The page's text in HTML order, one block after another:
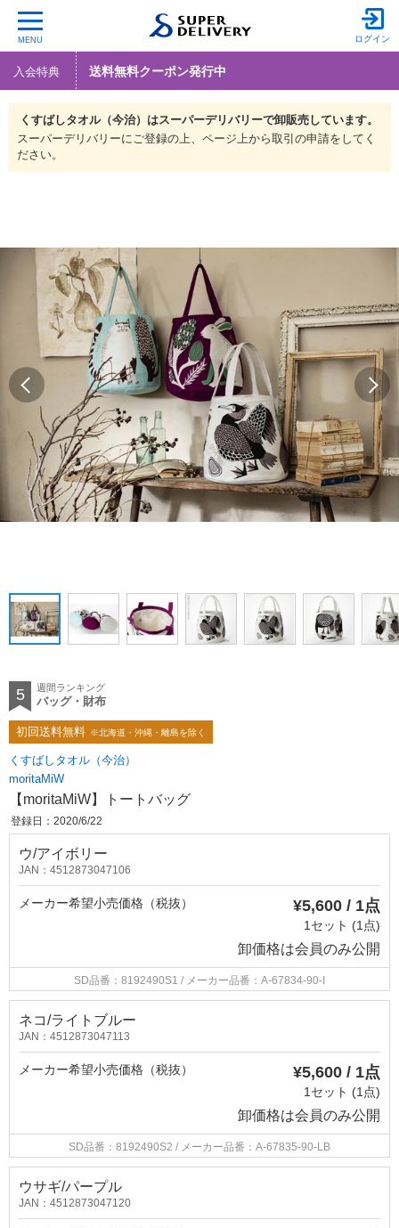
MENU ログイン
入会特典 送料無料クーポン発行中
くすばしタオル（今治）はスーパーデリバリーで卸販売しています。
スーパーデリバリーにご登録の上、ページ上から取引の申請をしてく
ださい。
週間ランキング
バッグ・財布
初回送料無料 ※北海道・沖縄・離島を除く
くすばしタオル（今治）
moritaMiW
【moritaMiW】トートバッグ
登録日：2020/6/22
ウ/アイボリー
JAN：4512873047106
メーカー希望小売価格（税抜） ¥5,600 / 1点
1セット (1点)
卸価格は会員のみ公開
SD品番：8192490S1 / メーカー品番：A-67834-90-I
ネコ/ライトブルー
JAN：4512873047113
メーカー希望小売価格（税抜） ¥5,600 / 1点
1セット (1点)
卸価格は会員のみ公開
SD品番：8192490S2 / メーカー品番：A-67835-90-LB
ウサギ/パープル
JAN：4512873047120